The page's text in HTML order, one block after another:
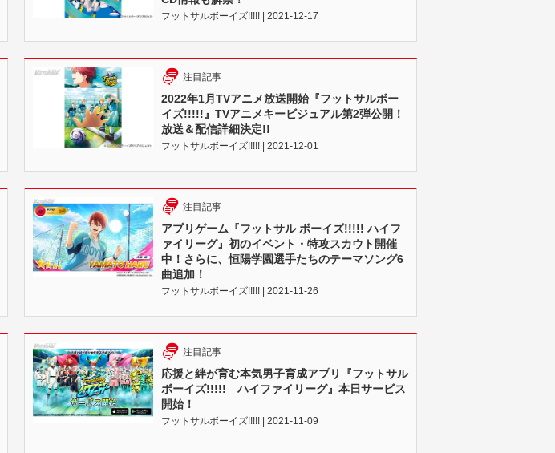
フットサルボーイズ!!!!! | 2021-12-17
注目記事
2022年1月TVアニメ放送開始『フットサルボー
イズ!!!!!』TVアニメキービジュアル第2弾公開！
放送＆配信詳細決定!!
フットサルボーイズ!!!!! | 2021-12-01
注目記事
アプリゲーム『フットサル ボーイズ!!!!! ハイフ
ァイリーグ』初のイベント・特攻スカウト開催
中！さらに、恒陽学園選手たちのテーマソング6
曲追加！
フットサルボーイズ!!!!! | 2021-11-26
注目記事
応援と絆が育む本気男子育成アプリ『フットサル
ボーイズ!!!!! ハイファイリーグ』本日サービス
開始！
フットサルボーイズ!!!!! | 2021-11-09